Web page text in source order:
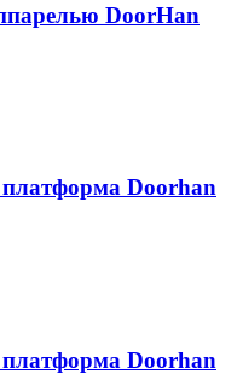
DoorHan
платформа Doorhan
платформа Doorhan